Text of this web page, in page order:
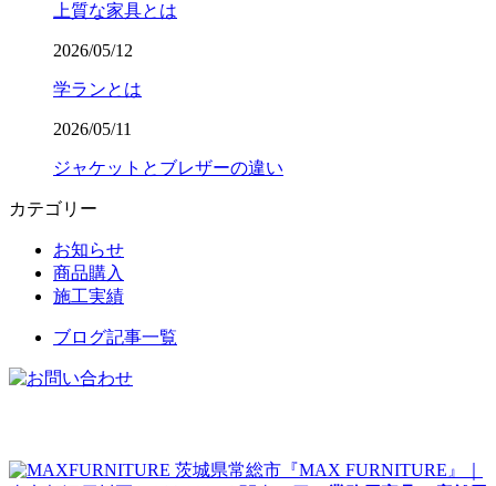
上質な家具とは
2026/05/12
学ランとは
2026/05/11
ジャケットとブレザーの違い
カテゴリー
お知らせ
商品購入
施工実績
ブログ記事一覧
茨城県常総市『MAX FURNITURE』｜